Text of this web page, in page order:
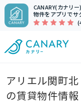
CANARY(カナリー)
物件をアプリでサ
アリエル関町
の賃貸物件情報